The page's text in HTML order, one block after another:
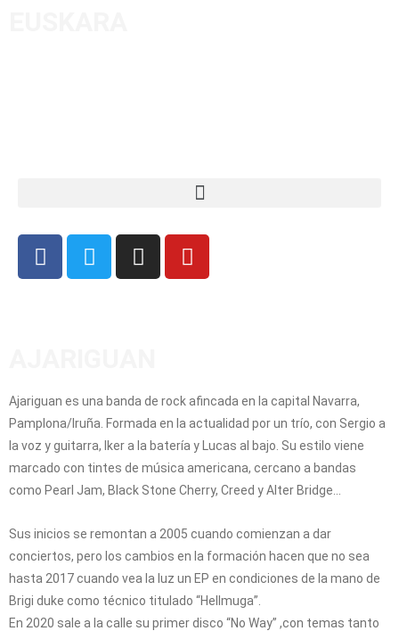
Ajariguan es una banda de rock afincada en la capital Navarra,
Pamplona/Iruña. Formada en la actualidad por un trío, con Sergio a
la voz y guitarra, Iker a la batería y Lucas al bajo. Su estilo viene
marcado con tintes de música americana, cercano a bandas
como Pearl Jam, Black Stone Cherry, Creed y Alter Bridge…
Sus inicios se remontan a 2005 cuando comienzan a dar
conciertos, pero los cambios en la formación hacen que no sea
hasta 2017 cuando vea la luz un EP en condiciones de la mano de
Brigi duke como técnico titulado “Hellmuga”.
En 2020 sale a la calle su primer disco “No Way” ,con temas tanto